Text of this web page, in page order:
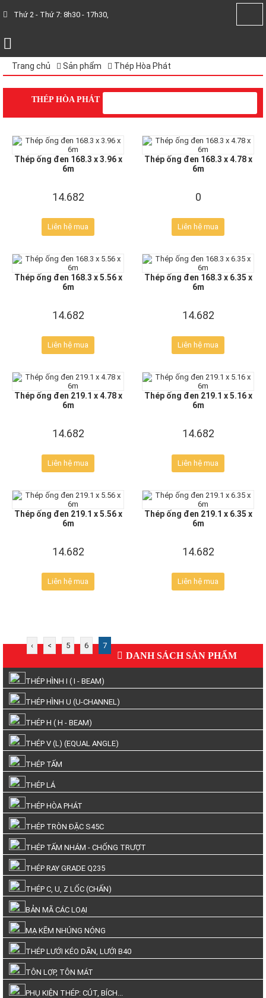
Thứ 2 - Thứ 7: 8h30 - 17h30,
Trang chủ Sản phẩm Thép Hòa Phát
THÉP HÒA PHÁT
Thép ống đen 168.3 x 3.96 x
6m
14.682
Liên hệ mua
Thép ống đen 168.3 x 4.78 x
6m
0
Liên hệ mua
Thép ống đen 168.3 x 5.56 x
6m
14.682
Liên hệ mua
Thép ống đen 168.3 x 6.35 x
6m
14.682
Liên hệ mua
Thép ống đen 219.1 x 4.78 x
6m
14.682
Liên hệ mua
Thép ống đen 219.1 x 5.16 x
6m
14.682
Liên hệ mua
Thép ống đen 219.1 x 5.56 x
6m
14.682
Liên hệ mua
Thép ống đen 219.1 x 6.35 x
6m
14.682
Liên hệ mua
‹ < 5 6 7
DANH SÁCH SẢN PHẨM
THÉP HÌNH I ( I - BEAM)
THÉP HÌNH U (U-CHANNEL)
THÉP H ( H - BEAM)
THÉP V (L) (EQUAL ANGLE)
THÉP TẤM
THÉP LÁ
THÉP HÒA PHÁT
THÉP TRÒN ĐẶC S45C
THÉP TẤM NHÁM - CHỐNG TRƯỢT
THÉP RAY GRADE Q235
THÉP C, U, Z LỐC (CHẤN)
BẢN MÃ CÁC LOẠI
MẠ KẼM NHÚNG NÓNG
THÉP LƯỚI KÉO DÃN, LƯỚI B40
TÔN LỢP, TÔN MÁT
PHỤ KIỆN THÉP: CÚT, BÍCH...